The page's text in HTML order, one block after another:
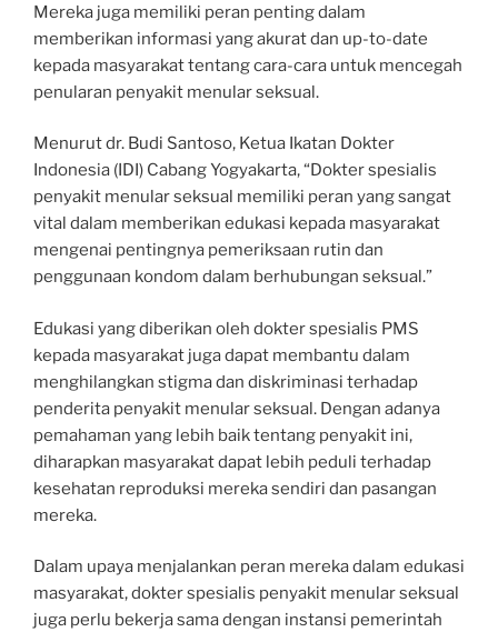
Mereka juga memiliki peran penting dalam
memberikan informasi yang akurat dan up-to-date
kepada masyarakat tentang cara-cara untuk mencegah
penularan penyakit menular seksual.
Menurut dr. Budi Santoso, Ketua Ikatan Dokter
Indonesia (IDI) Cabang Yogyakarta, “Dokter spesialis
penyakit menular seksual memiliki peran yang sangat
vital dalam memberikan edukasi kepada masyarakat
mengenai pentingnya pemeriksaan rutin dan
penggunaan kondom dalam berhubungan seksual.”
Edukasi yang diberikan oleh dokter spesialis PMS
kepada masyarakat juga dapat membantu dalam
menghilangkan stigma dan diskriminasi terhadap
penderita penyakit menular seksual. Dengan adanya
pemahaman yang lebih baik tentang penyakit ini,
diharapkan masyarakat dapat lebih peduli terhadap
kesehatan reproduksi mereka sendiri dan pasangan
mereka.
Dalam upaya menjalankan peran mereka dalam edukasi
masyarakat, dokter spesialis penyakit menular seksual
juga perlu bekerja sama dengan instansi pemerintah